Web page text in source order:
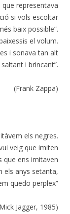
representava
si vols escoltar
baix possible”.
el volum.
i sonava tan alt
i brincant”.
(Frank Zappa)
els negres.
veig que imiten
que ens imitaven
els anys setanta,
quedo perplex”
Jagger, 1985)